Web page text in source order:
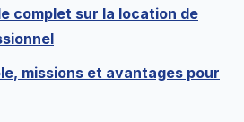
complet sur la location de
missions et avantages pour